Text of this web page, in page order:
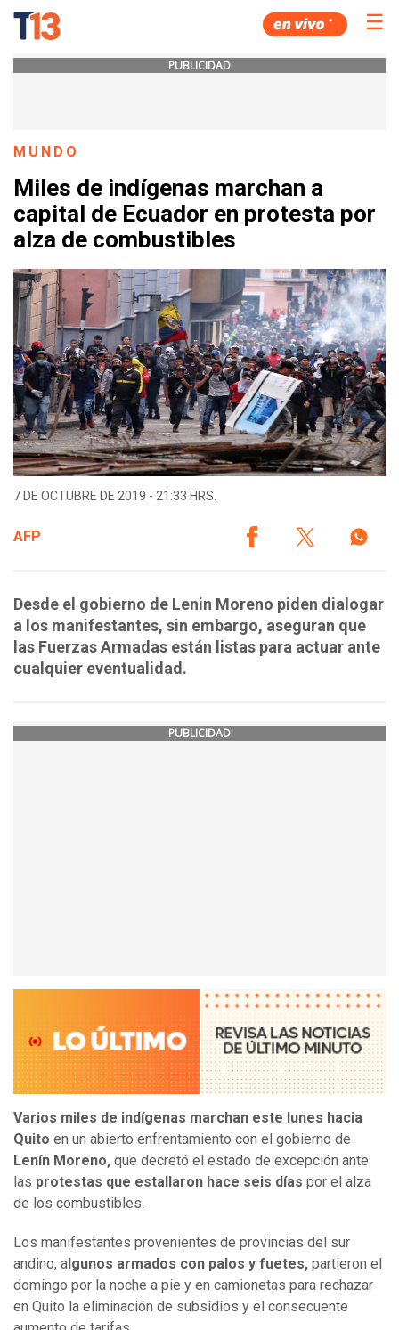
☰
PUBLICIDAD
MUNDO
Miles de indígenas marchan a
capital de Ecuador en protesta por
alza de combustibles
7 DE OCTUBRE DE 2019 - 21:33 HRS.
AFP
Desde el gobierno de Lenin Moreno piden dialogar
a los manifestantes, sin embargo, aseguran que
las Fuerzas Armadas están listas para actuar ante
cualquier eventualidad.
PUBLICIDAD
Varios miles de indígenas marchan este lunes hacia
Quito en un abierto enfrentamiento con el gobierno de
Lenín Moreno, que decretó el estado de excepción ante
las protestas que estallaron hace seis días por el alza
de los combustibles.
Los manifestantes provenientes de provincias del sur
andino, a lgunos armados con palos y fuetes, partieron el
domingo por la noche a pie y en camionetas para rechazar
en Quito la eliminación de subsidios y el consecuente